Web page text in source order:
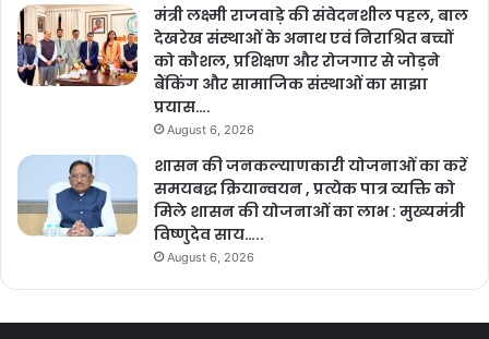
मंत्री लक्ष्मी राजवाड़े की संवेदनशील पहल, बाल
देखरेख संस्थाओं के अनाथ एवं निराश्रित बच्चों
को कौशल, प्रशिक्षण और रोजगार से जोड़ने
बैंकिंग और सामाजिक संस्थाओं का साझा
प्रयास….
August 6, 2026
शासन की जनकल्याणकारी योजनाओं का करें
समयबद्ध क्रियान्वयन , प्रत्येक पात्र व्यक्ति को
मिले शासन की योजनाओं का लाभ : मुख्यमंत्री
विष्णुदेव साय…..
August 6, 2026